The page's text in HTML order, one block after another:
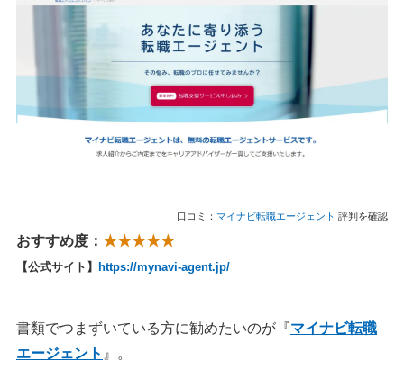
口コミ： マイナビ転職エージェント 評判を確認
おすすめ度： ★★★★★
【公式サイト】 https://mynavi-agent.jp/
書類でつまずいている方に勧めたいのが『マイナビ転職
エージェント 』。